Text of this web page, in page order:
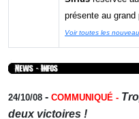
présente au grand
Voir toutes les
24/10/08 - COMMUNIQUÉ -
deux victoires !